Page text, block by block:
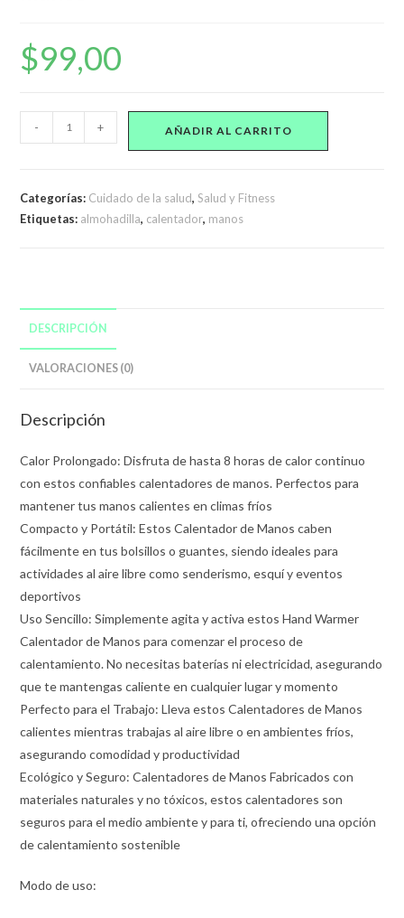
$99,00
Almohadillas
manos
- + AÑADIR AL CARRITO
Categorías: Cuidado de la salud,Salud y Fitness
Etiquetas: almohadilla, calentador, manos
DESCRIPCIÓN
VALORACIONES (0)
Descripción
Calor Prolongado: Disfruta de hasta 8 horas de calor continuo
con estos confiables calentadores de manos. Perfectos para
mantener tus manos calientes en climas fríos
Compacto y Portátil: Estos Calentador de Manos caben
fácilmente en tus bolsillos o guantes, siendo ideales para
actividades al aire libre como senderismo, esquí y eventos
deportivos
Uso Sencillo: Simplemente agita y activa estos Hand Warmer
Calentador de Manos para comenzar el proceso de
calentamiento. No necesitas baterías ni electricidad, asegurando
que te mantengas caliente en cualquier lugar y momento
Perfecto para el Trabajo: Lleva estos Calentadores de Manos
calientes mientras trabajas al aire libre o en ambientes fríos,
asegurando comodidad y productividad
Ecológico y Seguro: Calentadores de Manos Fabricados con
materiales naturales y no tóxicos, estos calentadores son
seguros para el medio ambiente y para ti, ofreciendo una opción
de calentamiento sostenible
Modo de uso: